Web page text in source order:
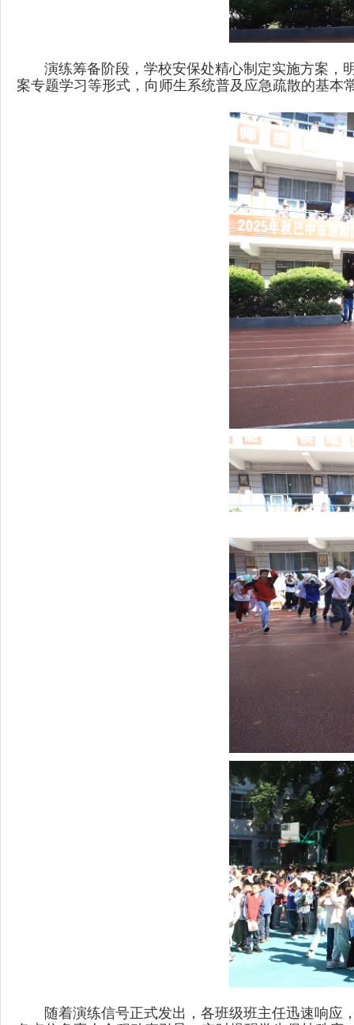
演练筹备阶段，学校安保处精心制定实施方案，
案专题学习等形式，向师生系统普及应急疏散的基
随着演练信号正式发出，各班级班主任迅速响应